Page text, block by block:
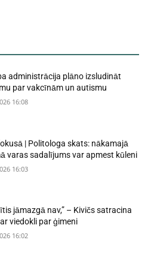
administrācija plāno izsludināt
par vakcīnām un autismu
16:08
| Politologa skats: nākamajā
varas sadalījums var apmest kūleni
16:03
jāmazgā nav,” – Kivičs satracina
viedokli par ģimeni
16:02